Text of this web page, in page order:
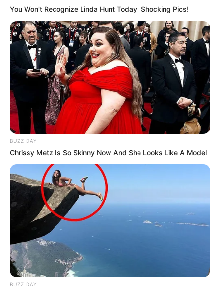
-ad9
You Won't Recognize Linda Hunt Today: Shocking Pics!
BUZZ DAY
Chrissy Metz Is So Skinny Now And She Looks Like A Model
BUZZ DAY